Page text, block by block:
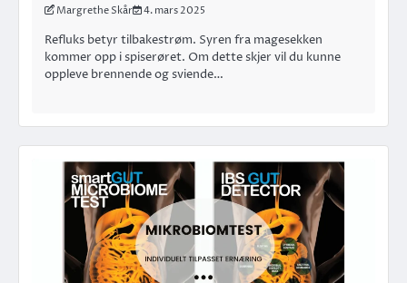
Margrethe Skår 4. mars 2025
Refluks betyr tilbakestrøm. Syren fra magesekken
kommer opp i spiserøret. Om dette skjer vil du kunne
oppleve brennende og sviende…